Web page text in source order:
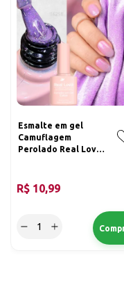
Esmalte em gel
Camuflagem
Perolado Real Love
R$ 10,99